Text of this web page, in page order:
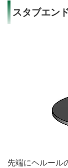
スタブエン
先端にヘルール